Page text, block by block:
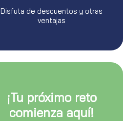
Disfuta de descuentos y otras
ventajas
¡Tu próximo reto
comienza aquí!